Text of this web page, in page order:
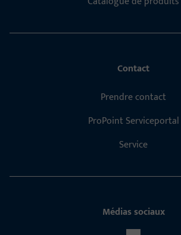
Contact
Prendre contact
ProPoint Serviceportal
Service
Médias sociaux